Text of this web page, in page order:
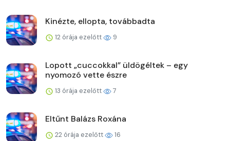
Kinézte, ellopta, továbbadta
12 órája ezelőtt 9
Lopott „cuccokkal” üldögéltek – egy
nyomozó vette észre
13 órája ezelőtt 7
Eltűnt Balázs Roxána
22 órája ezelőtt 16